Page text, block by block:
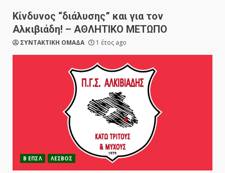
Κίνδυνος “διάλυσης” και για τον
Αλκιβιάδη! – ΑΘΛΗΤΙΚΟ ΜΕΤΩΠΟ
ΣΥΝΤΑΚΤΙΚΗ ΟΜΑΔΑ 1 έτος ago
Β ΕΠΣΛ ΛΕΣΒΟΣ